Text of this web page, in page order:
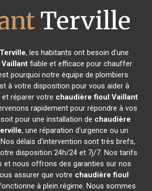
Terville
Terville, les habitants ont besoin d'une
fiable et efficace pour chauffer
pourquoi notre équipe de plombiers
à votre disposition pour vous aider à
réparer votre chaudière fioul Vaillant
rapidement pour répondre à vos
pour une installation de chaudière
, une réparation d'urgence ou un
délais d'intervention sont très brefs,
disposition 24h/24 et 7j/7. Nos tarifs
et nous offrons des garanties sur nos
assurer que votre chaudière fioul
à plein régime. Nous sommes